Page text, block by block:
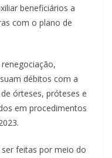
beneficiários a
com o plano de
débitos com a
órteses, próteses e
em procedimentos
feitas por meio do